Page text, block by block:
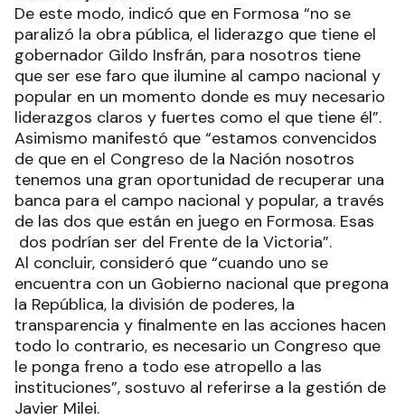
De este modo, indicó que en Formosa “no se
paralizó la obra pública, el liderazgo que tiene el
gobernador Gildo Insfrán, para nosotros tiene
que ser ese faro que ilumine al campo nacional y
popular en un momento donde es muy necesario
liderazgos claros y fuertes como el que tiene él”.
Asimismo manifestó que “estamos convencidos
de que en el Congreso de la Nación nosotros
tenemos una gran oportunidad de recuperar una
banca para el campo nacional y popular, a través
de las dos que están en juego en Formosa. Esas
dos podrían ser del Frente de la Victoria”.
Al concluir, consideró que “cuando uno se
encuentra con un Gobierno nacional que pregona
la República, la división de poderes, la
transparencia y finalmente en las acciones hacen
todo lo contrario, es necesario un Congreso que
le ponga freno a todo ese atropello a las
instituciones”, sostuvo al referirse a la gestión de
Javier Milei.